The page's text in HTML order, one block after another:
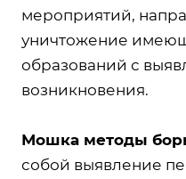
мероприятий,
уничтожение
образований с
возникновения.
Мошка методы
собой выявление